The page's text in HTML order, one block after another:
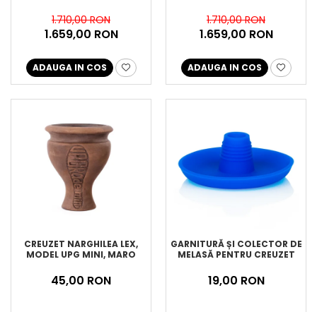
1.710,00 RON
1.659,00 RON
ADAUGA IN COS
1.710,00 RON
1.659,00 RON
ADAUGA IN COS
CREUZET NARGHILEA LEX,
MODEL UPG MINI, MARO
45,00 RON
GARNITURĂ ȘI COLECTOR DE
MELASĂ PENTRU CREUZET
19,00 RON